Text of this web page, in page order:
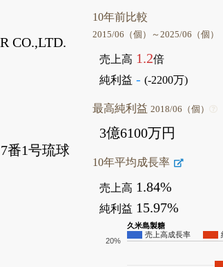
CO.,LTD.
番1号琉球
10年前比較
2015/06（個）～2025/06（個）
売上高 1.2倍
純利益 - (-2200万)
最高純利益2018/06（個）
3億6100万円
10年平均成長率
売上高 1.84%
純利益 15.97%
久米島製糖
売上高成長率
20%